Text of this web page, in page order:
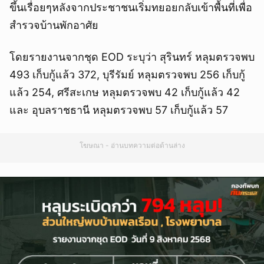
ขึ้นเรื่อยๆหลังจากประชาชนเริ่มทยอยกลับเข้าพื้นที่เพื่อ
สำรวจบ้านพักอาศัย
โดยรายงานจากชุด EOD ระบุว่า สุรินทร์ หลุมตรวจพบ
493 เก็บกู้แล้ว 372, บุรีรัมย์ หลุมตรวจพบ 256 เก็บกู้
แล้ว 254, ศรีสะเกษ หลุมตรวจพบ 42 เก็บกู้แล้ว 42
และ อุบลราชธานี หลุมตรวจพบ 57 เก็บกู้แล้ว 57
โฆษณา - อ่านบทความต่อด้านล่าง